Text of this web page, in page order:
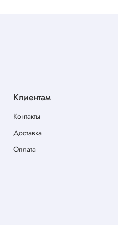
Клиентам
Контакты
Доставка
Оплата